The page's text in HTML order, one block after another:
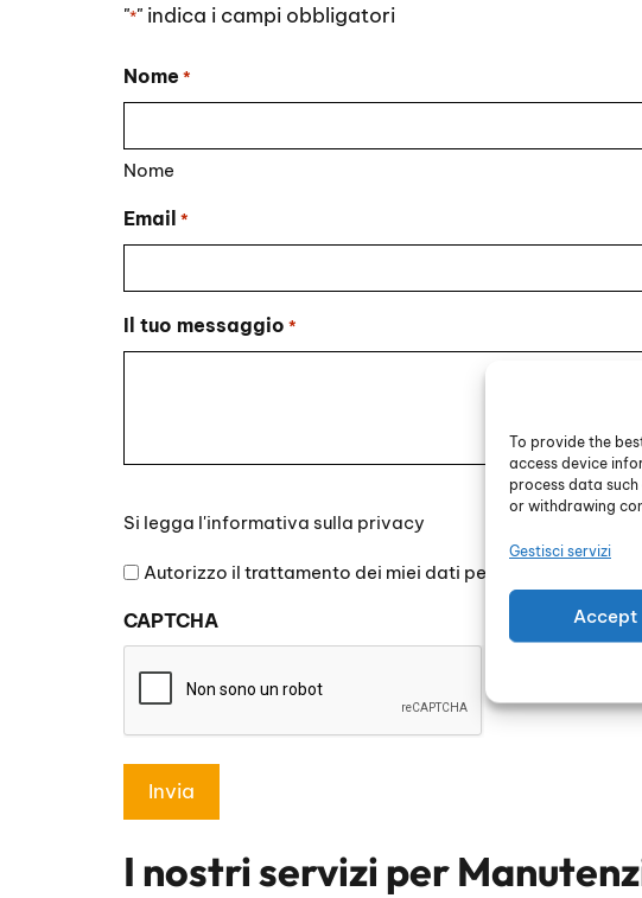
To provide the
access device
process data
or withdrawing
Gestisci servizi
Accept
"*" indica i campi obbligatori
Nome *
Nome
Email *
Il tuo messaggio *
legga
l'informativa
privacy
Si legga l'informativa sulla privacy
Autorizzo il trattamento dei miei dati personali
CAPTCHA
I nostri servizi per